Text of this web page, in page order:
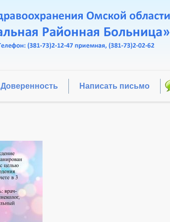
Доверенность Написать письмо